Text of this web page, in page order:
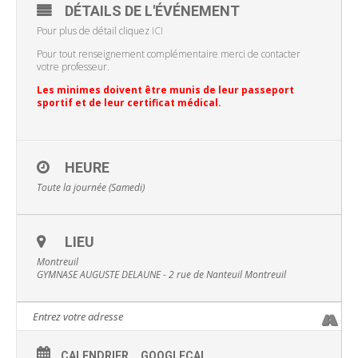
DÉTAILS DE L'ÉVÉNEMENT
Pour plus de détail cliquez ICI
Pour tout renseignement complémentaire merci de contacter
votre professeur.
Les minimes doivent être munis de leur passeport
sportif et de leur certificat médical.
HEURE
Toute la journée (Samedi)
LIEU
Montreuil
GYMNASE AUGUSTE DELAUNE - 2 rue de Nanteuil Montreuil